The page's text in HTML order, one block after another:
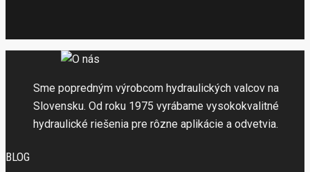
Sme popredným výrobcom hydraulických valcov na
Slovensku. Od roku 1975 vyrábame vysokokvalitné
hydraulické riešenia pre rôzne aplikácie a odvetvia.
BLOG